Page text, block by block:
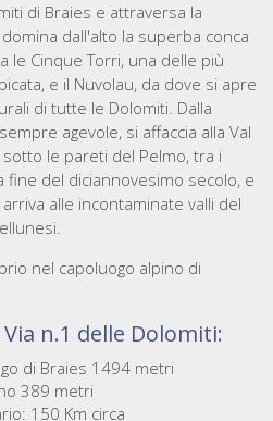
di Braies e attraversa la
dall'alto la superba conca
le Cinque Torri, una delle più
e il Nuvolau, da dove si apre
di tutte le Dolomiti. Dalla
agevole, si affaccia alla Val
le pareti del Pelmo, tra i
fine del diciannovesimo secolo, e
alle incontaminate valli del
nel capoluogo alpino di
n.1 delle Dolomiti:
di Braies 1494 metri
389 metri
150 Km circa